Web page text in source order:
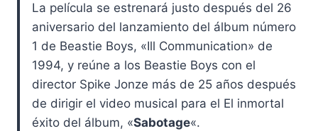
La película se estrenará justo después del 26
aniversario del lanzamiento del álbum número
1 de Beastie Boys, «Ill Communication» de
1994, y reúne a los Beastie Boys con el
director Spike Jonze más de 25 años después
de dirigir el video musical para el El inmortal
éxito del álbum, «Sabotage«.